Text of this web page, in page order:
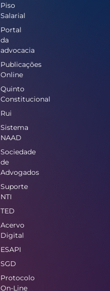
Piso
Salarial
Portal
da
advocacia
Publicações
Online
Quinto
Constitucional
Rui
Sistema
NAAD
Sociedade
de
Advogados
Suporte
NTI
TED
Acervo
Digital
ESAPI
SGD
Protocolo
On-Line